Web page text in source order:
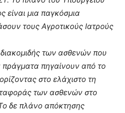
είναι μια παγκόσμια
τους Αγροτικούς Ιατρούς
των ασθενών που
πράγματα πηγαίνουν από το
στο ελάχιστο τη
των ασθενών στο
δε πλάνο απόκτησης